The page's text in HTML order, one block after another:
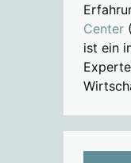
Center
ist ein